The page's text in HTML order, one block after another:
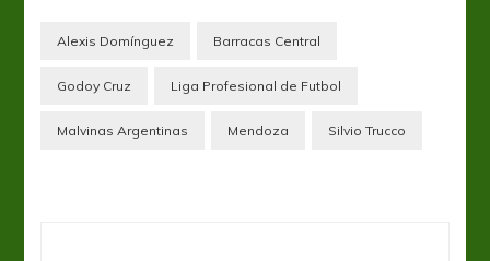
Alexis Domínguez Barracas Central
Godoy Cruz Liga Profesional de Futbol
Malvinas Argentinas Mendoza Silvio Trucco